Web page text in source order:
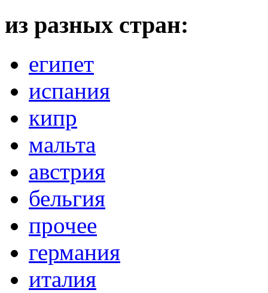
из разных стран:
египет
испания
кипр
мальта
австрия
бельгия
прочее
германия
италия